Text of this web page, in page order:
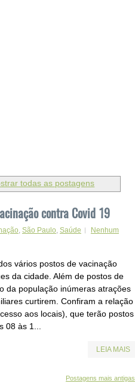
todas as postagens
contra Covid 19
São Paulo Saúde
Nenhum
vários postos de vacinação
da cidade. Além de postos de
da população inúmeras atrações
curtirem. Confiram a relação
aos locais), que terão postos
08 às 1...
LEIA MAIS
Postagens mais antigas